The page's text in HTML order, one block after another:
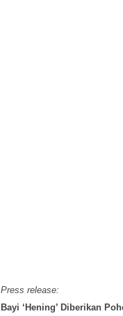
Press release:
Bayi ‘Hening’ Diberikan